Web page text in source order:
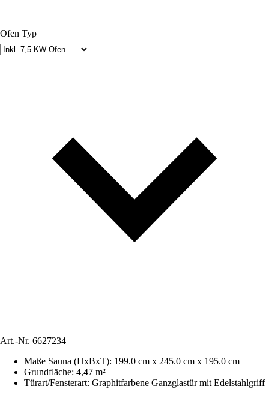
Ofen Typ
Art.-Nr. 6627234
Maße Sauna (HxBxT): 199.0 cm x 245.0 cm x 195.0 cm
Grundfläche: 4,47 m²
Türart/Fensterart: Graphitfarbene Ganzglastür mit Edelstahlgriff